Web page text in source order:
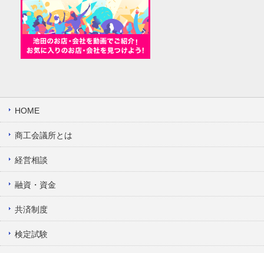
HOME
商工会議所とは
経営相談
融資・資金
共済制度
検定試験